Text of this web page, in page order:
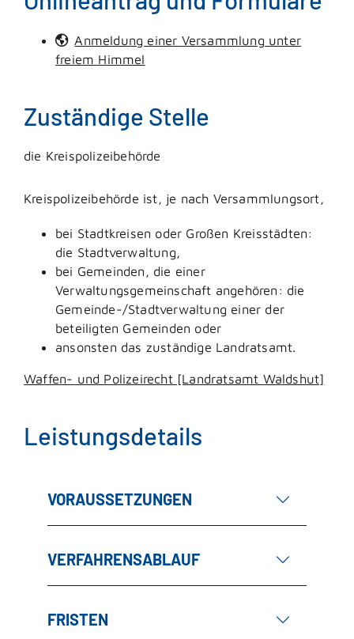
Anmeldung einer Versammlung unter
freiem Himmel
Zuständige Stelle
die Kreispolizeibehörde
Kreispolizeibehörde ist, je nach Versammlungsort,
bei Stadtkreisen oder Großen Kreisstädten:
die Stadtverwaltung,
bei Gemeinden, die einer
Verwaltungsgemeinschaft angehören: die
Gemeinde-/Stadtverwaltung einer der
beteiligten Gemeinden oder
ansonsten das zuständige Landratsamt.
Waffen- und Polizeirecht [Landratsamt Waldshut]
Leistungsdetails
VORAUSSETZUNGEN
VERFAHRENSABLAUF
FRISTEN